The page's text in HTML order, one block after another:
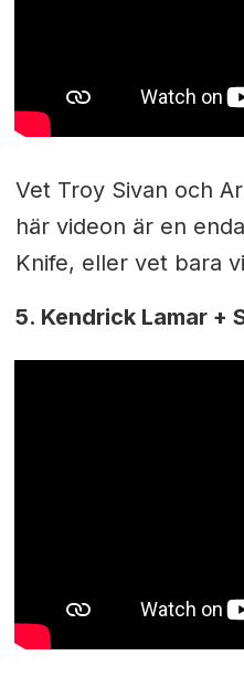
Vet Troy Sivan och
här videon är en
Knife, eller vet bara
5. Kendrick Lamar +